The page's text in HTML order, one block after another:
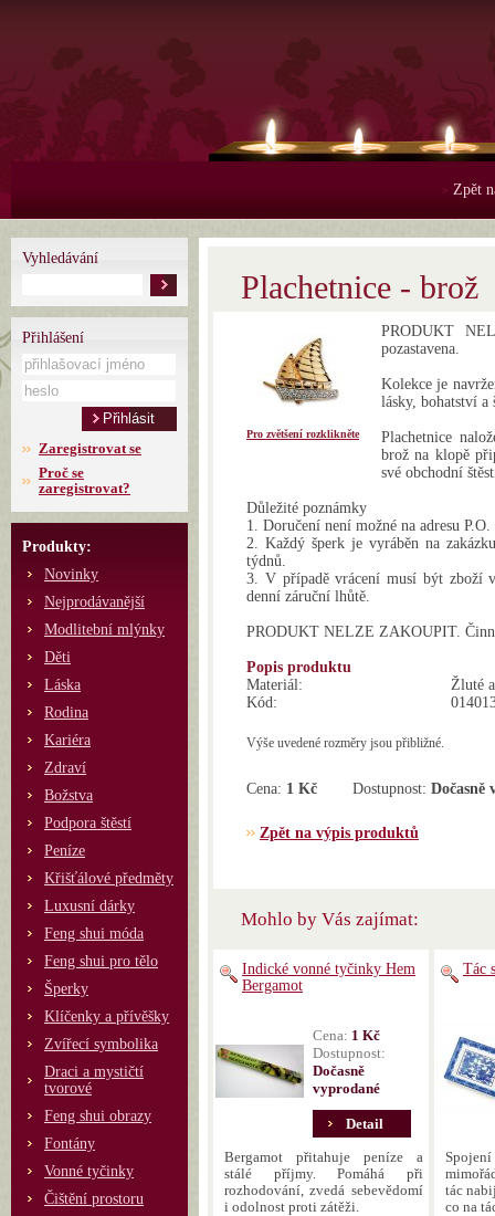
> Zpět
Vyhledávání
Přihlášení
Zaregistrovat se
Proč se
zaregistrovat?
Produkty:
Novinky
Nejprodávanější
Modlitební mlýnky
Děti
Láska
Rodina
Kariéra
Zdraví
Božstva
Podpora štěstí
Peníze
Křišťálové předměty
Luxusní dárky
Feng shui móda
Feng shui pro tělo
Šperky
Klíčenky a přívěšky
Zvířecí symbolika
Draci a mystičtí
tvorové
Feng shui obrazy
Fontány
Vonné tyčinky
Čištění prostoru
Plachetnice - brož
Pro zvětšení rozklikněte
PRODUKT
pozastavena.
Kolekce je
lásky, bohatství
Plachetnice
brož na klopě
své obchodní
Důležité poznámky
1. Doručení není možné na adresu
2. Každý šperk je vyráběn na
týdnů.
3. V případě vrácení musí být zboží
denní záruční lhůtě.
PRODUKT NELZE ZAKOUPIT.
Popis produktu
Materiál:
Žluté
Kód:
Výše uvedené rozměry jsou přibližné.
Cena: 1 Kč Dostupnost: Dočasně
Zpět na výpis produktů
Mohlo by Vás zajímat:
Indické vonné tyčinky Hem
Bergamot
Cena: 1 Kč
Dostupnost:
Dočasně
vyprodané
Detail
Bergamot přitahuje peníze a
stálé příjmy. Pomáhá při
rozhodování, zvedá sebevědomí
i odolnost proti zátěži.
Tác
tác
co na